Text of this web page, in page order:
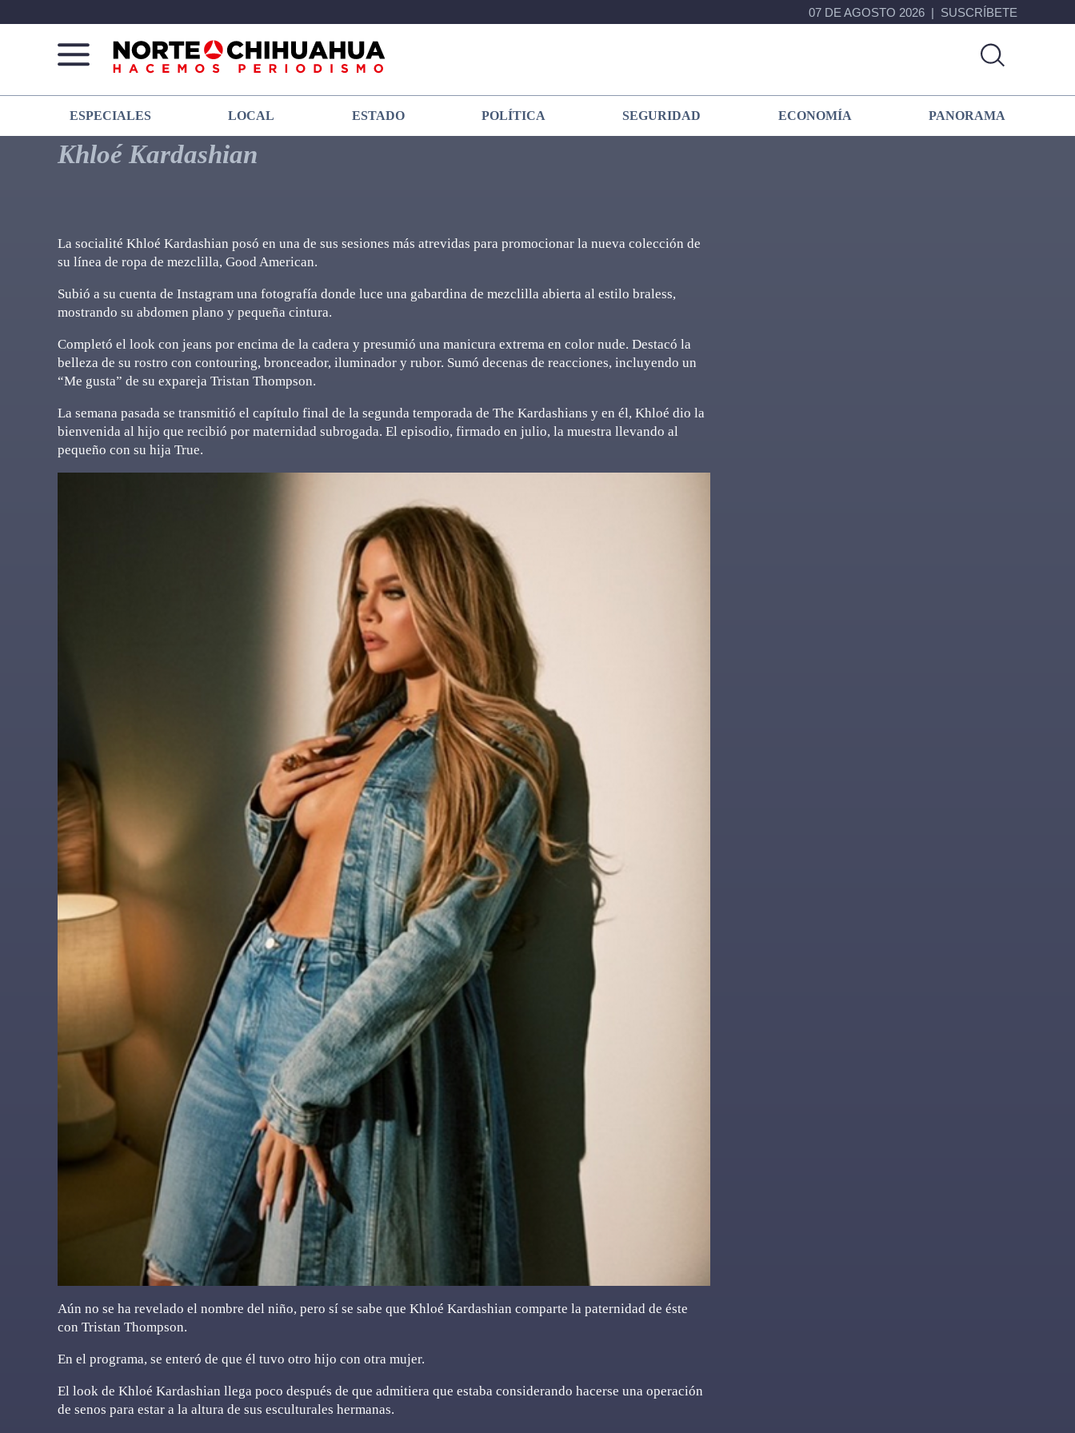
07 DE AGOSTO 2026 SUSCRÍBETE
Norte
De
Chihuahua
Más
que
noticias,
hacemos periodismo
ESPECIALES LOCAL ESTADO POLÍTICA SEGURIDAD ECONOMÍA PANORAMA
Khloé Kardashian
La socialité Khloé Kardashian posó en una de sus sesiones más atrevidas para promocionar la nueva colección de
su línea de ropa de mezclilla, Good American.
Subió a su cuenta de Instagram una fotografía donde luce una gabardina de mezclilla abierta al estilo braless,
mostrando su abdomen plano y pequeña cintura.
Completó el look con jeans por encima de la cadera y presumió una manicura extrema en color nude. Destacó la
belleza de su rostro con contouring, bronceador, iluminador y rubor. Sumó decenas de reacciones, incluyendo un
“Me gusta” de su expareja Tristan Thompson.
La semana pasada se transmitió el capítulo final de la segunda temporada de The Kardashians y en él, Khloé dio la
bienvenida al hijo que recibió por maternidad subrogada. El episodio, firmado en julio, la muestra llevando al
pequeño con su hija True.
Aún no se ha revelado el nombre del niño, pero sí se sabe que Khloé Kardashian comparte la paternidad de éste
con Tristan Thompson.
En el programa, se enteró de que él tuvo otro hijo con otra mujer.
El look de Khloé Kardashian llega poco después de que admitiera que estaba considerando hacerse una operación
de senos para estar a la altura de sus esculturales hermanas.